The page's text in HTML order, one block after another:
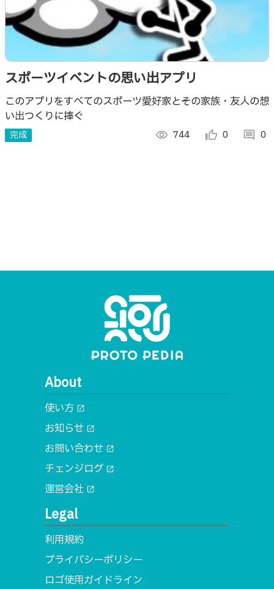
スポーツイベントの思い出アプリ
このアプリをすべてのスポーツ愛好家とその家族・友人の想
い出つくりに捧ぐ
完成 visibility 744 thumb_up_alt 0 comment 0
About
使い方 open_in_new
お知らせ open_in_new
お問い合わせ open_in_new
チェンジログ open_in_new
運営会社 open_in_new
Legal
利用規約
プライバシーポリシー
ロゴ使用ガイドライン